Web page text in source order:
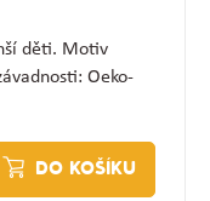
děti. Motiv
Oeko-
DO KOŠÍKU